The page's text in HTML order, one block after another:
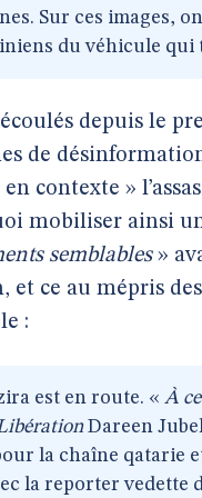
Sur ces images,
du véhicule
depuis le
de
contexte »
mobiliser ainsi
semblables»
et ce au mépris
:
est en route. « À
Dareen
la chaîne qatarie
la reporter vedette